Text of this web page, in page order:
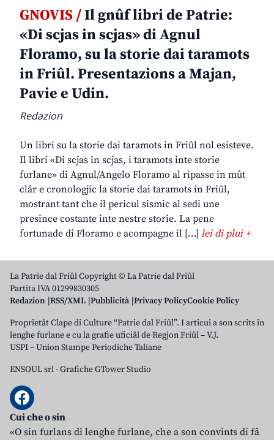
GNOVIS /Il gnûf libri de Patrie:
«Di scjas in scjas» di Agnul
Floramo, su la storie dai taramots
in Friûl. Presentazions a Majan,
Pavie e Udin.
Redazion
Un libri su la storie dai taramots in Friûl nol esisteve.
Il libri «Di scjas in scjas, i taramots inte storie
furlane» di Agnul/Angelo Floramo al ripasse in mût
clâr e cronologjic la storie dai taramots in Friûl,
mostrant tant che il pericul sismic al sedi une
presince costante inte nestre storie. La pene
fortunade di Floramo e acompagne il […] lei di plui +
La Patrie dal Friûl Copyright © La Patrie dal Friûl
Partita IVA 01299830305
Redazion RSS/XML Pubblicità Privacy PolicyCookie Policy
Proprietât Clape di Culture “Patrie dal Friûl”. I articui a son scrits in
lenghe furlane e cu la grafie uficiâl de Regjon Friûl – V.J.
USPI – Union Stampe Periodiche Taliane
ENSOUL srl-Grafiche GTower Studio
Cui che o sin
«O sin furlans di lenghe furlane, che a son convints di fâ